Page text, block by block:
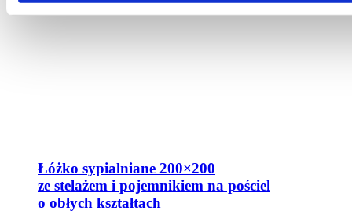
Łóżko sypialniane 200×200
ze stelażem i pojemnikiem na pościel
o obłych kształtach